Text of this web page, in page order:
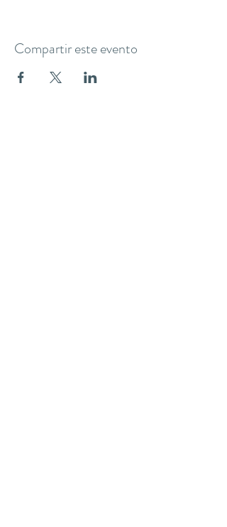
Compartir este evento